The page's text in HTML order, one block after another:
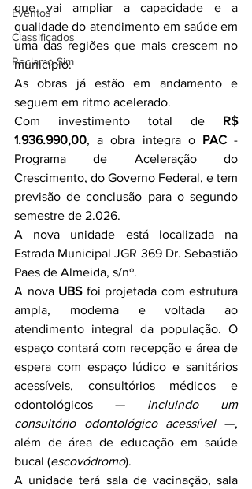
Eventos
Classificados
Reclamo Sim
que vai ampliar a capacidade e a
qualidade do atendimento em saúde em
uma das regiões que mais crescem no
município.
As obras já estão em andamento e
seguem em ritmo acelerado.
Com investimento total de
R$
1.936.990,00, a obra integra o PAC -
Programa de Aceleração do
Crescimento, do Governo Federal, e tem
previsão de conclusão para o segundo
semestre de 2.026.
A nova unidade está localizada na
Estrada Municipal JGR 369 Dr. Sebastião
Paes de Almeida, s/nº.
A nova UBS foi projetada com estrutura
ampla, moderna e voltada ao
atendimento integral da população. O
espaço contará com recepção e área de
espera com espaço lúdico e sanitários
acessíveis, consultórios médicos e
odontológicos — incluindo um
consultório odontológico acessível —,
além de área de educação em saúde
bucal (escovódromo).
A unidade terá sala de vacinação, sala